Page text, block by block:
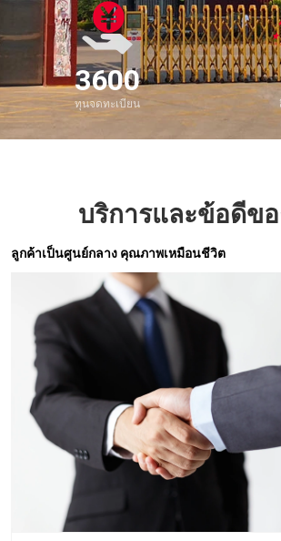
5220
ทุนจดทะเบียน
บริการและข้อดีขอ
ลูกค้าเป็นศูนย์กลาง คุณภาพเหมือนชีวิต